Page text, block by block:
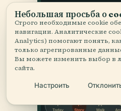
Небольшая просьба о
Строго необходимые cookie
навигации. Аналитические
Analytics) помогают понять,
только агрегированные
Вы можете изменить выбор в
сайта.
Настроить